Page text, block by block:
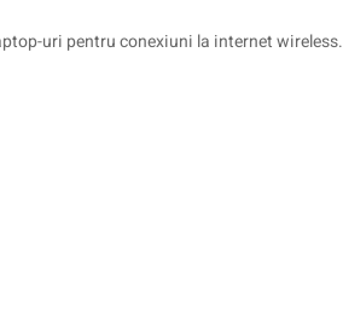
uri pentru conexiuni la internet wireless.